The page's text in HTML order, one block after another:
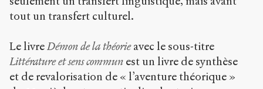
tout un transfert culturel.
Le livreDémon de la théorieavec le sous-titre
Littérature et sens commun est un livre de synthèse
et de revalorisation de « l’aventure théorique »